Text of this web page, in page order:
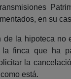
en su
de la hipoteca no
la finca que ha
la
está.